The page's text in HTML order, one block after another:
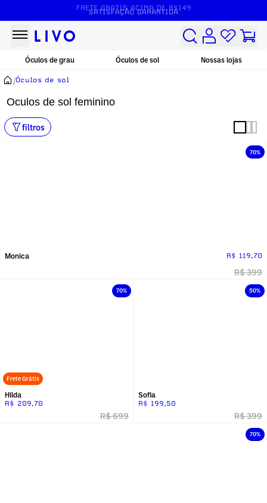
FRETE GRÁTIS ACIMA DE R$149
Óculos de grau Óculos de sol Nossas lojas
Oculos de sol feminino
/Óculos de sol
filtros
70%
Monica R$ 119,70
R$ 399
70%
Frete Grátis
Hilda
R$ 209,70
R$ 699
50%
Sofia
R$ 199,50
R$ 399
70%